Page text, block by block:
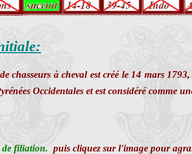
chasseurs à cheval est créé le 14 mars
Occidentales et est considéré comme
de filiation. puis cliquez sur l'image pour